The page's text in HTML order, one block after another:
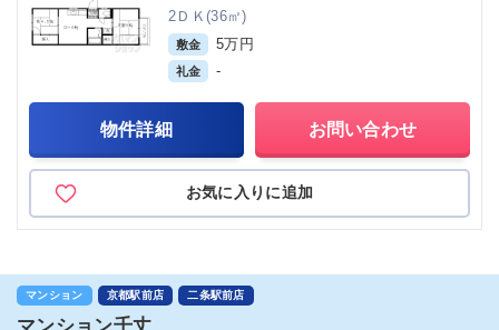
2ＤＫ(36㎡)
敷金 5万円
礼金 -
物件詳細 お問い合わせ
お気に入りに追加
マンション 京都駅前店 二条駅前店